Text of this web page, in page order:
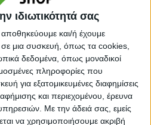
ιδιωτικότητά σας
αποθηκεύουμε και/ή έχουμε
μια συσκευή, όπως τα cookies,
δεδομένα, όπως μοναδικοί
πληροφορίες που
για εξατομικευμένες διαφημίσεις
και περιεχομένου, έρευνα
Με την άδειά σας, εμείς
να χρησιμοποιήσουμε ακριβή
προϊόντος ενδέχεται να
με την φωτογραφική
σας.